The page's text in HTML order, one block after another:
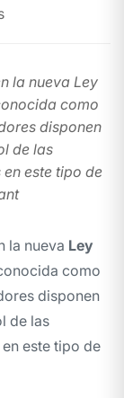
la nueva Ley
como
disponen
de las
este tipo de
la nueva Ley
como
disponen
de las
este tipo de